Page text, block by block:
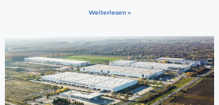
Weiterlesen »